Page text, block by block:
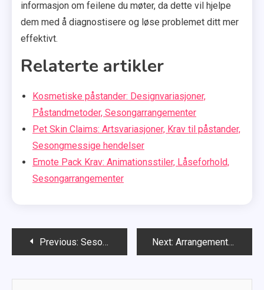
informasjon om feilene du møter, da dette vil hjelpe
dem med å diagnostisere og løse problemet ditt mer
effektivt.
Relaterte artikler
Kosmetiske påstander: Designvariasjoner,
Påstandmetoder, Sesongarrangementer
Pet Skin Claims: Artsvariasjoner, Krav til påstander,
Sesongmessige hendelser
Emote Pack Krav: Animationsstiler, Låseforhold,
Sesongarrangementer
PostPrevious: Sesongpassfunksjoner: Inkluderte elementer, Innløsningsprosesser, Plattformspecifikasjoner Next: Arrangementkunngjøringer: Offisielle kanaler, Varslingsinnstillinger, Deltakelse